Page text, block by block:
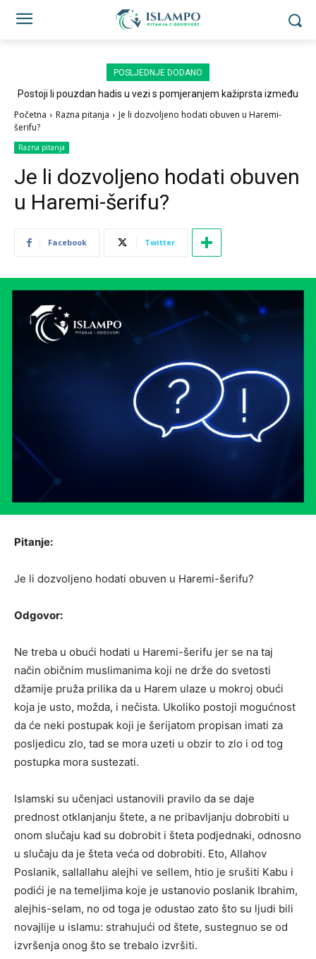
POSLJEDNJE DODANO
Postoji li pouzdan hadis u vezi s pomjeranjem kažiprsta između
Početna Razna pitanja
Je li dozvoljeno hodati obuven u Haremi-
šerifu?
Razna pitanja
Je li dozvoljeno hodati obuven
u Haremi-šerifu?
Facebook Twitter
Pitanje:
Je li dozvoljeno hodati obuven u Haremi-šerifu?
Odgovor:
Ne treba u obući hodati u Haremi-šerifu jer se na taj
način običnim muslimanima koji ne drže do svetosti
džamije pruža prilika da u Harem ulaze u mokroj obući
koja je usto, možda, i nečista. Ukoliko postoji mogućnost
da će neki postupak koji je šerijatom propisan imati za
posljedicu zlo, tad se mora uzeti u obzir to zlo i od tog
postupka mora sustezati.
Islamski su učenjaci ustanovili pravilo da se daje
prednost otklanjanju štete, a ne pribavljanju dobrobiti u
onom slučaju kad su dobrobit i šteta podjednaki, odnosno
u slučaju da je šteta veća od dobrobiti. Eto, Allahov
Poslanik, sallallahu alejhi ve sellem, htio je srušiti Kabu i
podići je na temeljima koje je ustanovio poslanik Ibrahim,
alejhis-selam, no od toga je odustao zato što su ljudi bili
novajlije u islamu: strahujući od štete, sustegnuo se od
izvršenja onog što se trebalo izvršiti.